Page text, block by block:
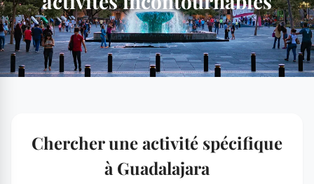
Chercher une activité spécifique
à Guadalajara